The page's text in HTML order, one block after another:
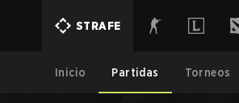
STRAFE
Inicio Partidas Torneos